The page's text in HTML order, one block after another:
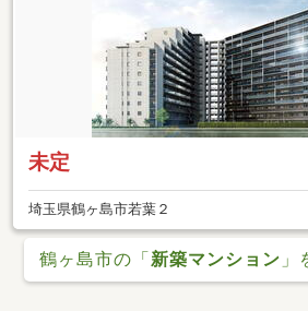
未定
埼玉県鶴ヶ島市若葉２
鶴ヶ島市の「 新築マンション 」